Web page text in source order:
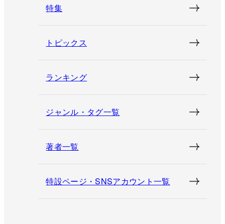
特集
トピックス
ランキング
ジャンル・タグ一覧
著者一覧
特設ページ・SNSアカウント一覧